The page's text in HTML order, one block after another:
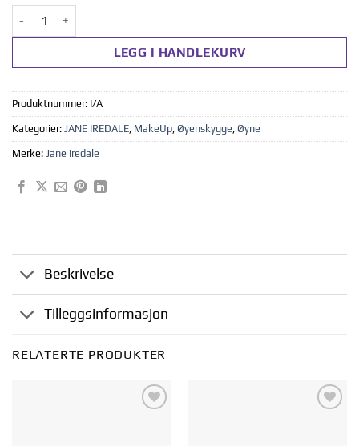
LEGG I HANDLEKURV
Produktnummer: I/A
Kategorier: JANE IREDALE MakeUp Øyenskygge Øyne
Merke: Jane Iredale
Beskrivelse
Tilleggsinformasjon
RELATERTE PRODUKTER